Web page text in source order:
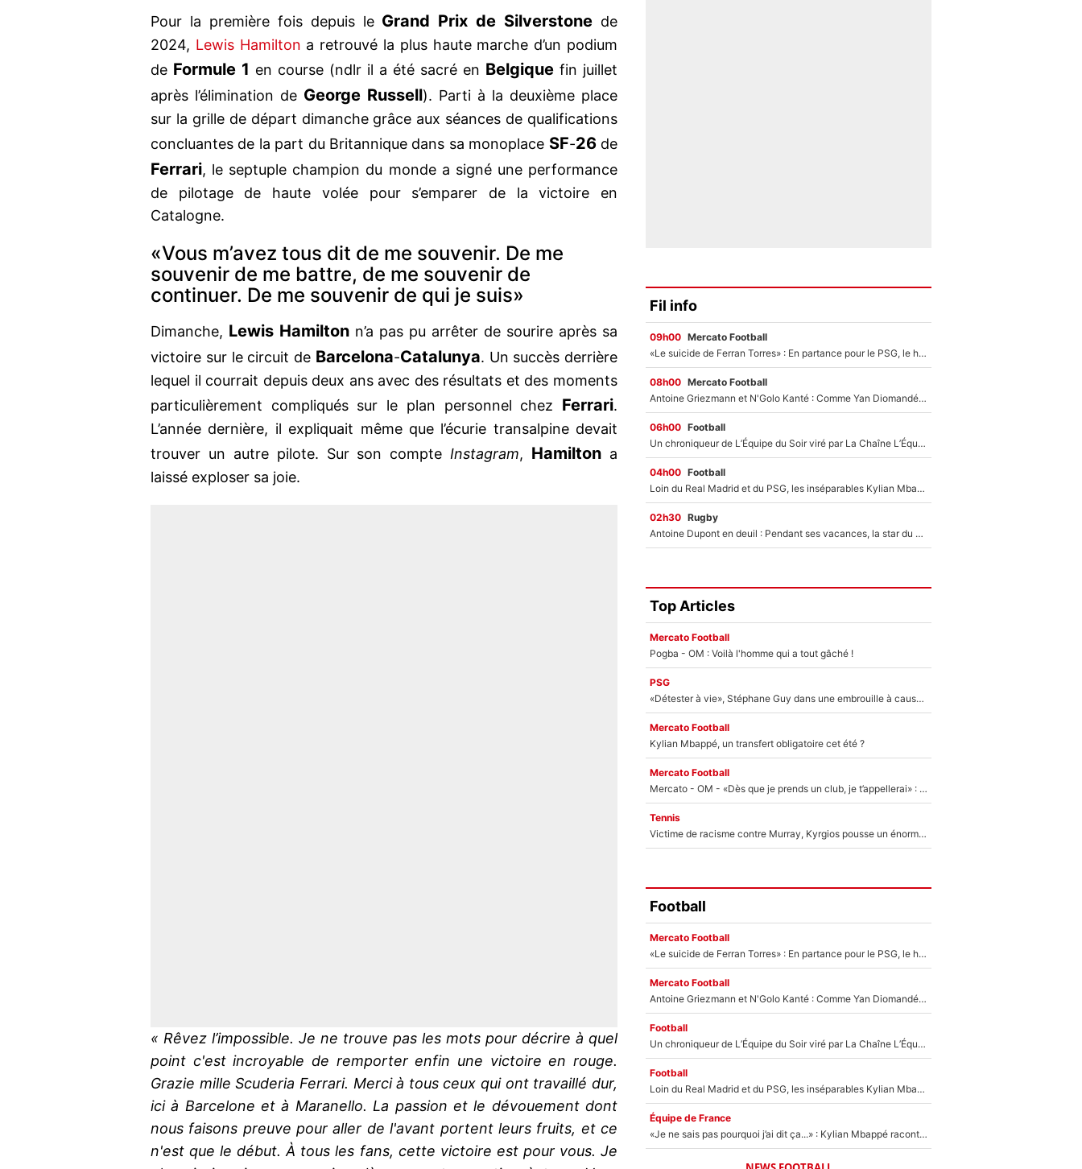
Pour la première fois depuis le Grand Prix de Silverstone de
2024, Lewis Hamilton a retrouvé la plus haute marche d’un podium
de Formule 1 en course (ndlr il a été sacré en Belgique fin juillet
après l’élimination de George Russell). Parti à la deuxième place
sur la grille de départ dimanche grâce aux séances de qualifications
concluantes de la part du Britannique dans sa monoplace SF-26 de
Ferrari, le septuple champion du monde a signé une performance
de pilotage de haute volée pour s’emparer de la victoire en
Catalogne.
«Vous m’avez tous dit de me souvenir. De me
souvenir de me battre, de me souvenir de
continuer. De me souvenir de qui je suis»
Dimanche, Lewis Hamilton n’a pas pu arrêter de sourire après sa
victoire sur le circuit de Barcelona-Catalunya. Un succès derrière
lequel il courrait depuis deux ans avec des résultats et des moments
particulièrement compliqués sur le plan personnel chez Ferrari.
L’année dernière, il expliquait même que l’écurie transalpine devait
trouver un autre pilote. Sur son compteInstagram, Hamilton a
laissé exploser sa joie.
« Rêvez l’impossible. Je ne trouve pas les mots pour décrire à quel
point c'est incroyable de remporter enfin une victoire en rouge.
Grazie mille Scuderia Ferrari. Merci à tous ceux qui ont travaillé dur,
ici à Barcelone et à Maranello. La passion et le dévouement dont
nous faisons preuve pour aller de l'avant portent leurs fruits, et ce
n'est que le début. À tous les fans, cette victoire est pour vous. Je
Fil info
09h00 Mercato Football
«Le suicide de Ferran Torres» : En partance pour le PSG, le héros de la finale de la Coupe du monde s'attire les foudres de la presse espagnole !
08h00 Mercato Football
Antoine Griezmann et N'Golo Kanté : Comme Yan Diomandé, les deux champions du monde ont refusé de signer au PSG !
06h00 Football
Un chroniqueur de L’Équipe du Soir viré par La Chaîne L’Équipe : Même Olivier Ménard n’avait pas pu empêcher son départ, «je l’ai appris sur Twitter, je l’ai vécu assez mal»
04h00 Football
Loin du Real Madrid et du PSG, les inséparables Kylian Mbappé et Achraf Hakimi changent d'équipe le temps d'une journée !
02h30 Rugby
Antoine Dupont en deuil : Pendant ses vacances, la star du XV de France a perdu sa grand-mère
Top Articles
Mercato Football
Pogba - OM : Voilà l'homme qui a tout gâché !
PSG
«Détester à vie», Stéphane Guy dans une embrouille à cause du PSG !
Mercato Football
Kylian Mbappé, un transfert obligatoire cet été ?
Mercato Football
Mercato - OM - «Dès que je prends un club, je t’appellerai» : La promesse de Marcelino au moment de claquer la porte
Tennis
Victime de racisme contre Murray, Kyrgios pousse un énorme coup de gueule !
Football
Mercato Football
«Le suicide de Ferran Torres» : En partance pour le PSG, le héros de la finale de la Coupe du monde s'attire les foudres de la presse espagnole !
Mercato Football
Antoine Griezmann et N'Golo Kanté : Comme Yan Diomandé, les deux champions du monde ont refusé de signer au PSG !
Football
Un chroniqueur de L’Équipe du Soir viré par La Chaîne L’Équipe : Même Olivier Ménard n’avait pas pu empêcher son départ, «je l’ai appris sur Twitter, je l’ai vécu assez mal»
Football
Loin du Real Madrid et du PSG, les inséparables Kylian Mbappé et Achraf Hakimi changent d'équipe le temps d'une journée !
Équipe de France
«Je ne sais pas pourquoi j’ai dit ça...» : Kylian Mbappé raconte sa première rencontre avec Zinédine Zidane (et c’est très drôle)